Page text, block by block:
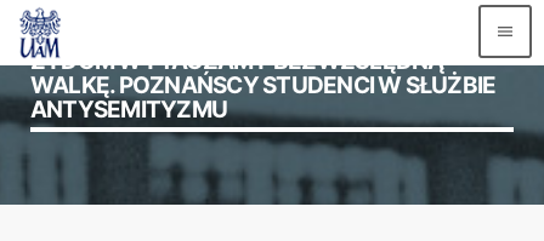
menu
TOP READING
today 2 GRUDNIA 2020
ŻYDOM WYTACZAMY BEZWZGLĘDNĄ
WALKĘ. POZNAŃSCY STUDENCI W SŁUŻBIE
ANTYSEMITYZMU